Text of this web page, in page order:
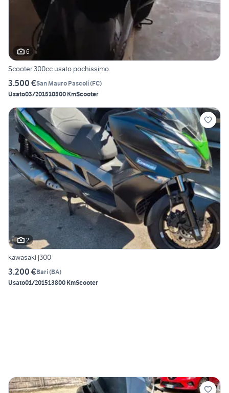
6
Scooter 300cc usato pochissimo
3.500 €San Mauro Pascoli(FC)
Usato03/201510500 KmScooter
2
kawasaki j300
3.200 €Bari(BA)
Usato01/201513800 KmScooter